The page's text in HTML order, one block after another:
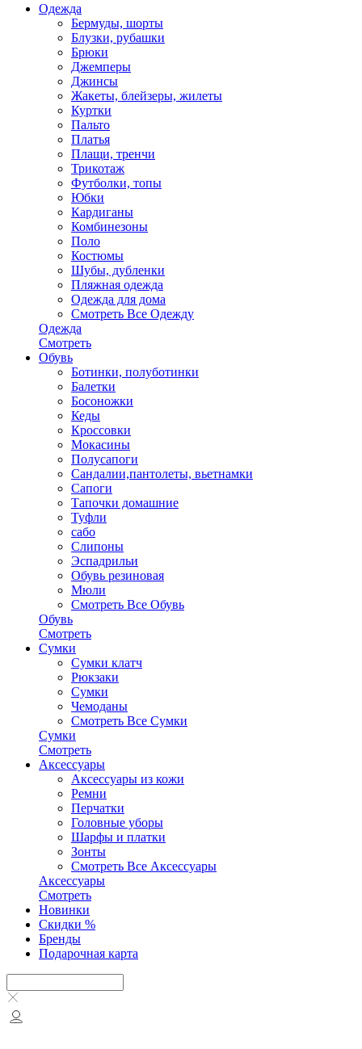
Одежда
Бермуды, шорты
Блузки, рубашки
Брюки
Джемперы
Джинсы
Жакеты, блейзеры, жилеты
Куртки
Пальто
Платья
Плащи, тренчи
Трикотаж
Футболки, топы
Юбки
Кардиганы
Комбинезоны
Поло
Костюмы
Шубы, дубленки
Пляжная одежда
Одежда для дома
Смотреть Все Одежду
Одежда
Смотреть
Обувь
Ботинки, полуботинки
Балетки
Босоножки
Кеды
Кроссовки
Мокасины
Полусапоги
Сандалии,пантолеты, вьетнамки
Сапоги
Тапочки домашние
Туфли
сабо
Слипоны
Эспадрильи
Обувь резиновая
Мюли
Смотреть Все Обувь
Обувь
Смотреть
Сумки
Сумки клатч
Рюкзаки
Сумки
Чемоданы
Смотреть Все Сумки
Сумки
Смотреть
Аксессуары
Аксессуары из кожи
Ремни
Перчатки
Головные уборы
Шарфы и платки
Зонты
Смотреть Все Аксессуары
Аксессуары
Смотреть
Новинки
Скидки %
Бренды
Подарочная карта